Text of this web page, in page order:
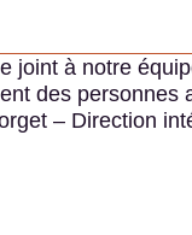
joint à notre
des
– Direction